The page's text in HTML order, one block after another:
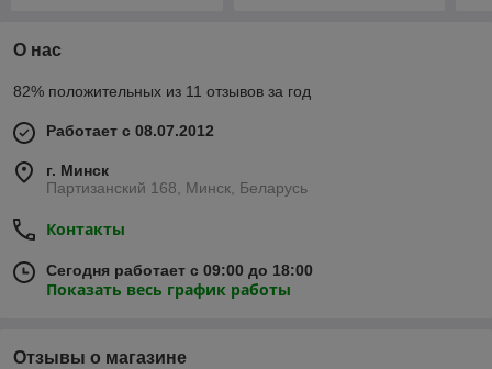
О нас
82% положительных из 11 отзывов за год
Работает с 08.07.2012
г. Минск
Партизанский 168, Минск, Беларусь
Контакты
Сегодня работает с 09:00 до 18:00
Показать весь график работы
Отзывы о магазине